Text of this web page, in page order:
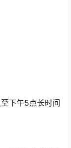
下午5点长时间